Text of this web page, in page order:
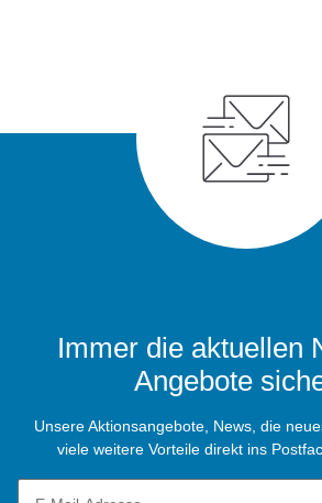
Immer die aktuellen
Angebote
Unsere Aktionsangebote, News, die
viele weitere Vorteile direkt ins